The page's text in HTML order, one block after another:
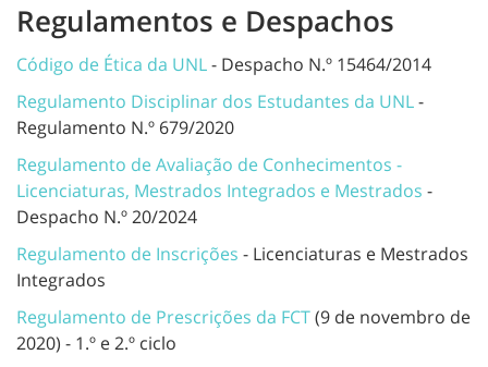
Regulamentos e Despachos
Código de Ética da UNL- Despacho N.º 15464/2014
Regulamento Disciplinar dos Estudantes da UNL-
Regulamento N.º 679/2020
Regulamento de Avaliação de Conhecimentos -
Licenciaturas, Mestrados Integrados e Mestrados -
Despacho N.º 20/2024
Regulamento de Inscrições - Licenciaturas e Mestrados
Integrados
Regulamento de Prescrições da FCT(9 de novembro de
2020) - 1.º e 2.º ciclo